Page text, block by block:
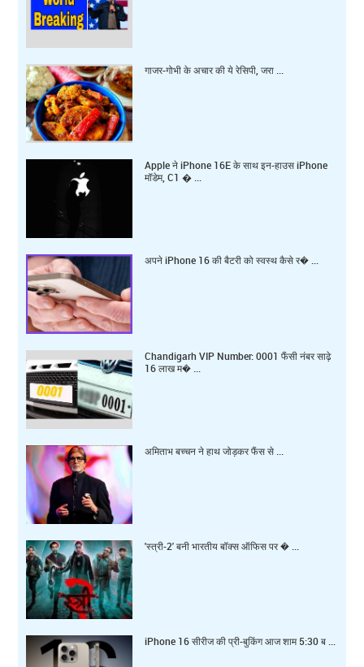
गाजर-गोभी के अचार की ये रेसिपी, जरा ...
Apple ने iPhone 16E के साथ इन-हाउस iPhone
मॉडेम, C1 � ...
अपने iPhone 16 की बैटरी को स्वस्थ कैसे र� ...
Chandigarh VIP Number: 0001 फैंसी नंबर साढ़े
16 लाख म� ...
अमिताभ बच्चन ने हाथ जोड़कर फैंस से ...
'स्त्री-2' बनी भारतीय बॉक्स ऑफिस पर � ...
iPhone 16 सीरीज की प्री-बुकिंग आज शाम 5:30 ब ...